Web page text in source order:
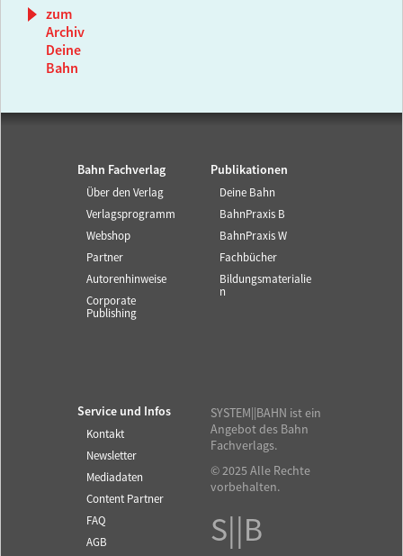
zum
Archiv
Deine
Bahn
Bahn Fachverlag
Über den Verlag
Verlagsprogramm
Webshop
Partner
Autorenhinweise
Corporate
Publishing
Publikationen
Deine Bahn
BahnPraxis B
BahnPraxis W
Fachbücher
Bildungsmaterialie
n
Service und Infos
Kontakt
Newsletter
Mediadaten
Content Partner
FAQ
AGB
SYSTEM||BAHN ist ein
Angebot des Bahn
Fachverlags.
© 2025 Alle Rechte
vorbehalten.
S||B